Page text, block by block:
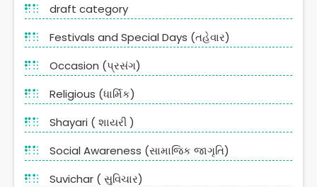
draft category
Festivals and Special Days (તહેવાર)
Occasion (પ્રસંગ)
Religious (ધાર્મિક)
Shayari ( શાયરી )
Social Awareness (સામાજિક જાગૃતિ)
Suvichar ( સુવિચાર)